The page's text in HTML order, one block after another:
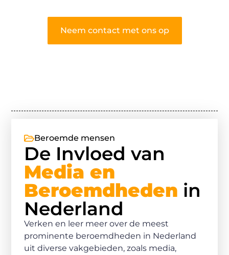
Neem contact met ons op
Beroemde mensen
De Invloed van
Media en
Beroemdheden in
Nederland
Verken en leer meer over de meest
prominente beroemdheden in Nederland
uit diverse vakgebieden, zoals media,